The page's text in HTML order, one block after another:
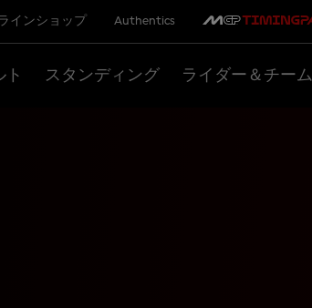
インショップ Authentics
ト スタンディング ライダー＆チーム